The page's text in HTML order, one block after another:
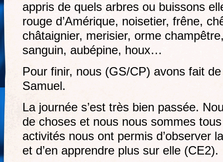
appris de quels arbres ou buissons
rouge d’Amérique, noisetier, frêne,
châtaignier, merisier, orme
sanguin, aubépine, houx…
Pour finir, nous (GS/CP) avons fait
Samuel.
La journée s’est très bien passée.
de choses et nous nous sommes
activités nous ont permis d’observer
et d’en apprendre plus sur elle (CE2).